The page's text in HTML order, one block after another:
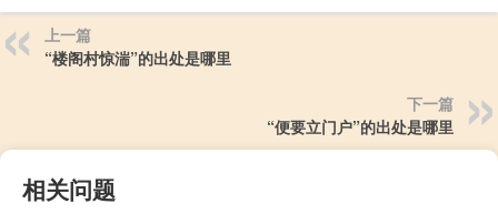
上一篇
“楼阁村惊湍”的出处是哪里
下一篇
“便要立门户”的出处是哪里
相关问题